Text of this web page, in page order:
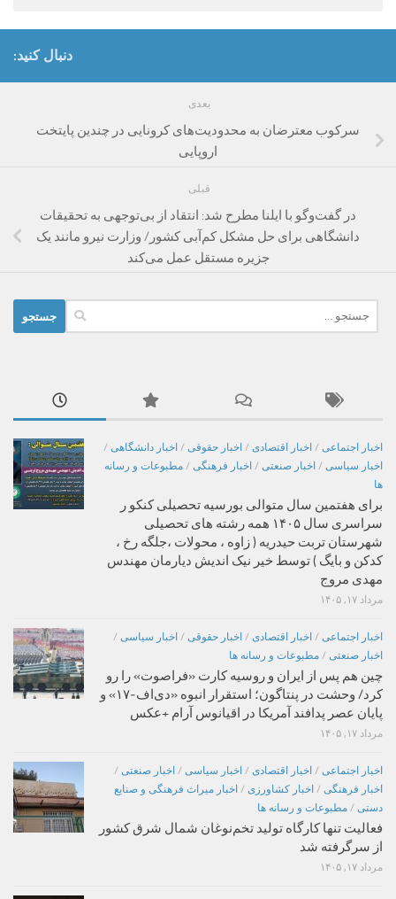
دنبال کنید:
بعدی
سرکوب معترضان به محدودیت‌های کرونایی در چندین پایتخت
اروپایی
قبلی
در گفت‌وگو با ایلنا مطرح شد: انتقاد از بی‌توجهی به تحقیقات
دانشگاهی برای حل مشکل کم‌آبی کشور/ وزارت نیرو مانند یک
جزیره مستقل عمل می‌کند
برای:
اخبار اجتماعی / اخبار اقتصادی / اخبار حقوقی / اخبار دانشگاهی /
اخبار سیاسی / اخبار صنعتی / اخبار فرهنگی / مطبوعات و رسانه
ها
برای هفتمین سال متوالی بورسیه تحصیلی کنکو ر
سراسری سال ۱۴۰۵ همه رشته های تحصیلی
شهرستان تربت حیدریه ( زاوه ، محولات ،جلگه رخ ،
کدکن و بایگ ) توسط خیر نیک اندیش دیارمان مهندس
مهدی مروج
مرداد ۱۷, ۱۴۰۵
اخبار اجتماعی / اخبار اقتصادی / اخبار حقوقی / اخبار سیاسی /
اخبار صنعتی / مطبوعات و رسانه ها
چین هم پس از ایران و روسیه کارت «فراصوت» را رو
کرد/ وحشت در پنتاگون؛ استقرار انبوه «دی‌اف‑۱۷» و
پایان عصر پدافند آمریکا در اقیانوس آرام +عکس
مرداد ۱۷, ۱۴۰۵
اخبار اجتماعی / اخبار اقتصادی / اخبار سیاسی / اخبار صنعتی /
اخبار فرهنگی / اخبار کشاورزی / اخبار میراث فرهنگی و صنایع
دستی / مطبوعات و رسانه ها
فعالیت تنها کارگاه تولید تخم‌نوغان شمال شرق کشور
از سرگرفته شد
مرداد ۱۷, ۱۴۰۵